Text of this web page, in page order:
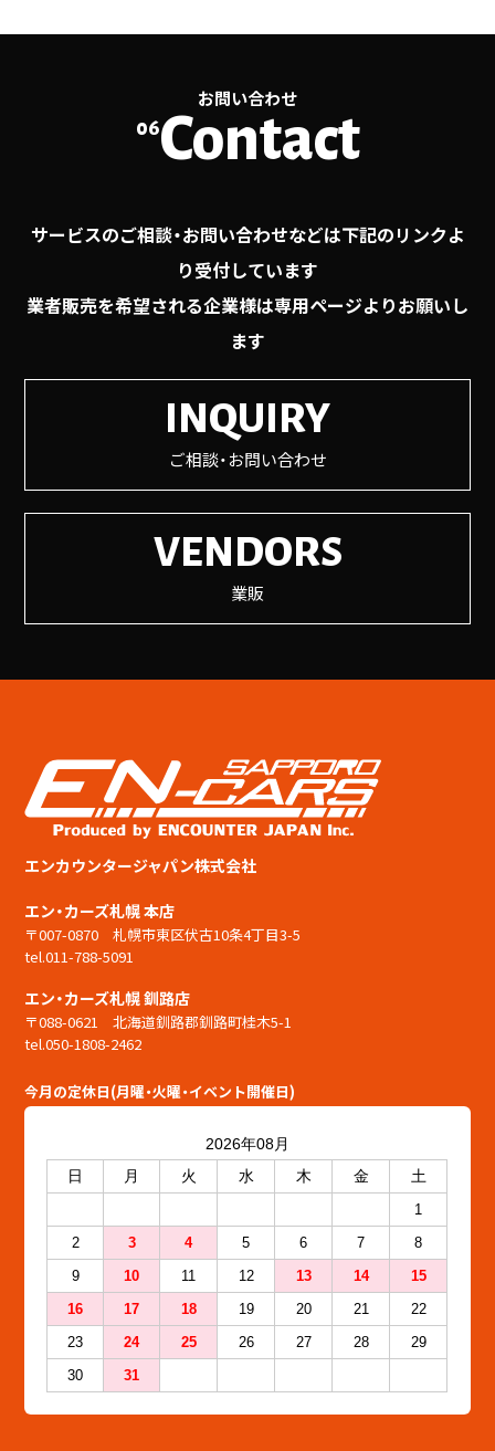
お問い合わせ
06Contact
サービスのご相談・お問い合わせなどは下記のリンクよ
り受付しています
業者販売を希望される企業様は専用ページよりお願いし
ます
INQUIRY
ご相談・お問い合わせ
VENDORS
業販
エンカウンタージャパン株式会社
エン・カーズ札幌 本店
〒007-0870 札幌市東区伏古10条4丁目3-5
tel.011-788-5091
エン・カーズ札幌 釧路店
〒088-0621 北海道釧路郡釧路町桂木5-1
tel.050-1808-2462
今月の定休日(月曜・火曜・イベント開催日)
2026年08月
日
月 火 水 木 金 土
1
2
3 4 5 6 7
8
9
10 11 12 13 14
15
16
17 18 19 20 21
22
23
24 25 26 27 28
29
30
31